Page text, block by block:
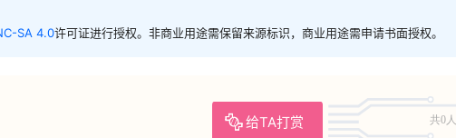
SA 4.0许可证进行授权。非商业用途需保留来源标识，商业用途需申请书面授权。
给TA打赏 共0人